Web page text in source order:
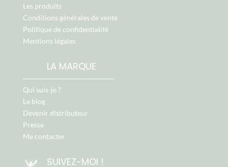
Les produits
Conditions générales de vente
Politique de confidentialité
Mentions légales
LA MARQUE
Qui suis-je ?
Le blog
Devenir distributeur
Presse
Me contacter
SUIVEZ-MOI !